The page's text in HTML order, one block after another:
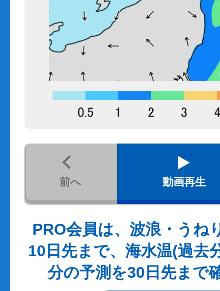
前へ 動画再生
PRO会員は、波浪・うね
10日先まで、海水温(過去
分の予測を30日先まで